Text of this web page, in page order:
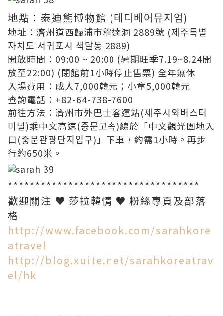
地點：泰迪熊博物館 (테디베어뮤지엄)
地址：濟州道西歸浦市穡達洞 2889號 (제주특별
자치도 서귀포시 색달동 2889)
開放時間：09:00 ~ 20:00 (暑期旺季7.19~8.24開
放至22:00) (閉館前1小時停止售票) 全年無休
入場費用：成人7,000韓元；小童5,000韓元
查詢電話：+82-64-738-7600
前往方法： 濟州市外巴士客運站(제주시외버스터
미널)乘中文高速(중문고속)線於「中文觀光團地入
口(중문관광단지입구)」下車，約需1小時。再步
行約650米。
***********************************
歡迎關注 ♥ 莎拉韓情 ♥ 粉絲專頁及部落
格
http://www.facebook.com/sarahkore
atravel
http://blog.xuite.net/sarahkoreatrav
el/hk